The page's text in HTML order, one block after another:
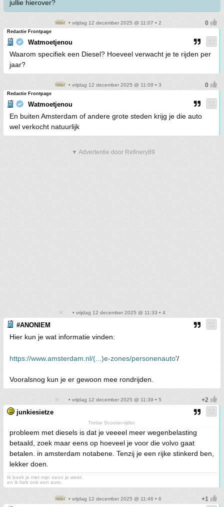
jullie hierover?
• vrijdag 12 december 2025 @ 11:07 • 2
Redactie Frontpage
Watmoetjenou
Waarom specifiek een Diesel? Hoeveel verwacht je te rijden per
jaar?
• vrijdag 12 december 2025 @ 11:09 • 3
Redactie Frontpage
Watmoetjenou
En buiten Amsterdam of andere grote steden krijg je die auto
wel verkocht natuurlijk
▼ Advertentie door Refinery89
• vrijdag 12 december 2025 @ 11:33 • 4
#ANONIEM
Hier kun je wat informatie vinden:
https://www.amsterdam.nl/(...)e-zones/personenauto'/
Vooralsnog kun je er gewoon mee rondrijden.
• vrijdag 12 december 2025 @ 11:39 • 5
junkiesietze
Trotse Scooter-rijder.
probleem met diesels is dat je veeeel meer wegenbelasting
betaald, zoek maar eens op hoeveel je voor die volvo gaat
betalen. in amsterdam notabene. Tenzij je een rijke stinkerd ben,
lekker doen.
Ik boek je met mijn neon je weet.
en ik heb ook een auto.
• vrijdag 12 december 2025 @ 11:46 • 6